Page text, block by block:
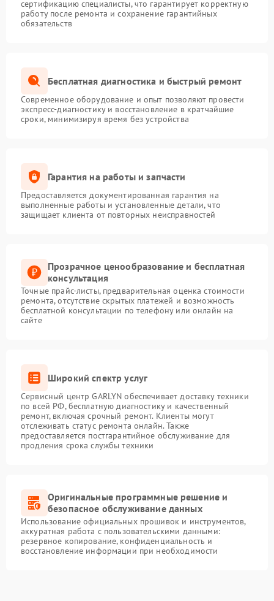
сертификацию специалисты, что гарантирует корректную
работу после ремонта и сохранение гарантийных
обязательств
Бесплатная диагностика и быстрый ремонт
Современное оборудование и опыт позволяют провести
экспресс-диагностику и восстановление в кратчайшие
сроки, минимизируя время без устройства
Гарантия на работы и запчасти
Предоставляется документированная гарантия на
выполненные работы и установленные детали, что
защищает клиента от повторных неисправностей
Прозрачное ценообразование и бесплатная
консультация
Точные прайс-листы, предварительная оценка стоимости
ремонта, отсутствие скрытых платежей и возможность
бесплатной консультации по телефону или онлайн на
сайте
Широкий спектр услуг
Сервисный центр GARLYN обеспечивает доставку техники
по всей РФ, бесплатную диагностику и качественный
ремонт, включая срочный ремонт. Клиенты могут
отслеживать статус ремонта онлайн. Также
предоставляется постгарантийное обслуживание для
продления срока службы техники
Оригинальные программные решение и
безопасное обслуживание данных
Использование официальных прошивок и инструментов,
аккуратная работа с пользовательскими данными:
резервное копирование, конфиденциальность и
восстановление информации при необходимости